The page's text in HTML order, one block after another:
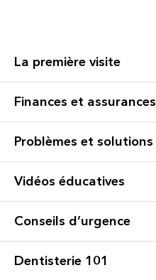
La première visite
Finances et assurances
Problèmes et solutions
Vidéos éducatives
Conseils d’urgence
Dentisterie 101